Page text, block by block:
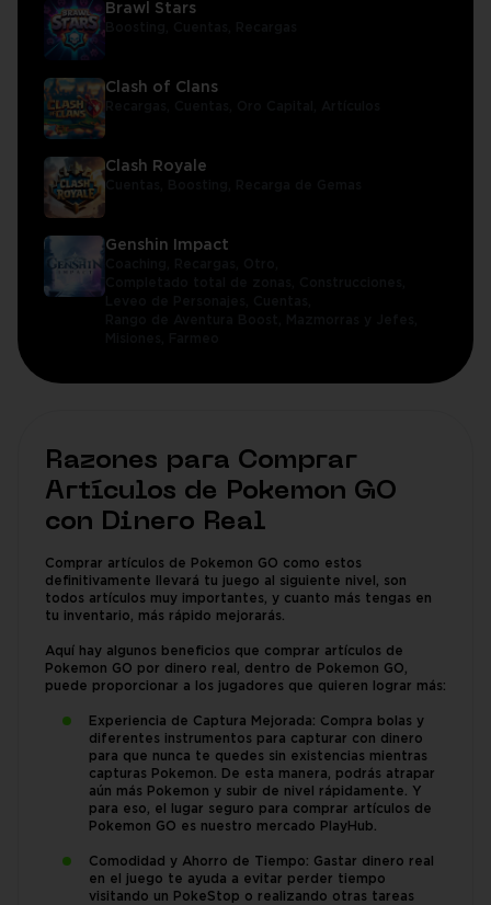
Brawl Stars
Clash of Clans
Clash Royale
Genshin Impact
Razones para Comprar
Artículos de Pokemon GO
con Dinero Real
Comprar artículos de Pokemon GO como estos
definitivamente llevará tu juego al siguiente nivel, son
todos artículos muy importantes, y cuanto más tengas en
tu inventario, más rápido mejorarás.
Aquí hay algunos beneficios que comprar artículos de
Pokemon GO por dinero real, dentro de Pokemon GO,
puede proporcionar a los jugadores que quieren lograr más:
Experiencia de Captura Mejorada: Compra bolas y
diferentes instrumentos para capturar con dinero
para que nunca te quedes sin existencias mientras
capturas Pokemon. De esta manera, podrás atrapar
aún más Pokemon y subir de nivel rápidamente. Y
para eso, el lugar seguro para comprar artículos de
Pokemon GO es nuestro mercado PlayHub.
Comodidad y Ahorro de Tiempo: Gastar dinero real
en el juego te ayuda a evitar perder tiempo
visitando un PokeStop o realizando otras tareas